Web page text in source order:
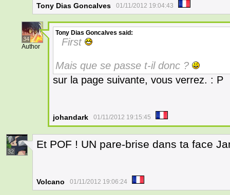
Tony Dias Goncalves 01/11/2012 19:04:43
34
Author
Tony Dias Goncalves said:
First
Mais que se passe t-il donc ?
sur la page suivante, vous verrez. : P
johandark 01/11/2012 19:15:45
32
Et POF ! UN pare-brise dans ta face
Volcano 01/11/2012 19:06:24